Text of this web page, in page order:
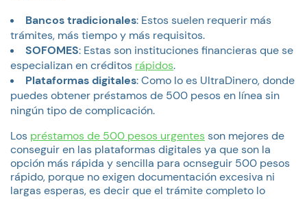
Bancos tradicionales: Estos suelen requerir más
trámites, más tiempo y más requisitos.
SOFOMES: Estas son instituciones financieras que se
especializan en créditos rápidos.
Plataformas digitales: Como lo es UltraDinero, donde
puedes obtener préstamos de 500 pesos en línea sin
ningún tipo de complicación.
Los préstamos de 500 pesos urgentesson mejores de
conseguir en las plataformas digitales ya que son la
opción más rápida y sencilla para ocnseguir 500 pesos
rápido, porque no exigen documentación excesiva ni
largas esperas, es decir que el trámite completo lo